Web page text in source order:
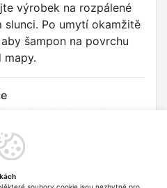
výrobek na rozpálené
slunci. Po umytí okamžitě
šampon na povrchu
mapy.
minut opatrně vyplachujte
jsou-li nasazeny a pokud je
pomoc/ošetření. Při